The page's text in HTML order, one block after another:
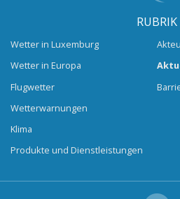
RUBRIK
Wetter in Luxemburg
Wetter in Europa
Flugwetter
Wetterwarnungen
Klima
Produkte und Dienstleistungen